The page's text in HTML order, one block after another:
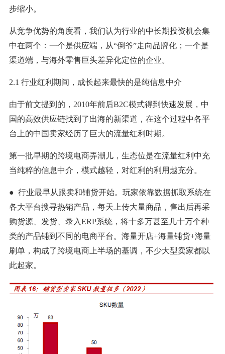
步缩小。
从竞争优势的角度看，我们认为行业的中长期投资机会集
中在两个：一个是供应端，从“倒爷”走向品牌化；一个是
渠道端，与海外零售巨头差异化定位的企业。
2.1 行业红利期间，成长起来最快的是纯信息中介
由于前文提到的，2010年前后B2C模式得到快速发展，中
国的高效供应链找到了出海的新渠道，在这个过程中各平
台上的中国卖家经历了巨大的流量红利时期。
第一批早期的跨境电商弄潮儿，生态位是在流量红利中充
当纯粹的信息中介，模式越轻，对红利的利用越充分。
● 行业最早从跟卖和铺货开始。玩家依靠数据抓取系统在
各大平台搜寻热销产品，每天上传大量商品，售出后再采
购货源、发货、录入ERP系统，将十多万甚至几十万个种
类的产品铺到不同的电商平台。海量开店+海量铺货+海量
刷单，构成了跨境电商上半场的基调，不少大型卖家都以
此起家。